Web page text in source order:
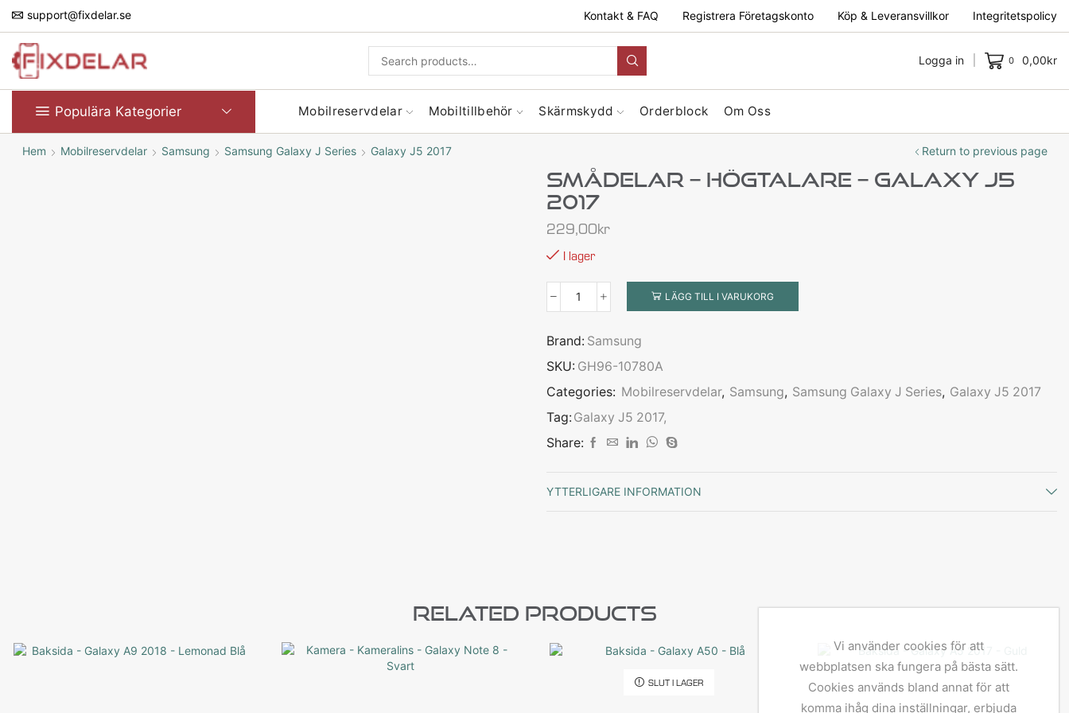
support@fixdelar.se Kontakt & FAQ Registrera Företagskonto Köp & Leveransvillkor Integritetspolicy
Logga in 0 0,00kr
Populära Kategorier Mobilreservdelar Mobiltillbehör Skärmskydd Orderblock Om Oss
Hem Mobilreservdelar Samsung Samsung Galaxy J Series Galaxy J5 2017 Return to previous page
Smådelar – Högtalare – Galaxy J5
2017
229,00kr
I lager
LÄGG TILL I VARUKORG
Brand: Samsung
SKU: GH96-10780A
Categories: Mobilreservdelar, Samsung, Samsung Galaxy J Series, Galaxy J5 2017
Tag: Galaxy J5 2017,
Share:
YTTERLIGARE INFORMATION
Related Products
SLUT I LAGER
Vi använder cookies för att
webbplatsen ska fungera på bästa sätt.
Cookies används bland annat för att
komma ihåg dina inställningar, erbjuda